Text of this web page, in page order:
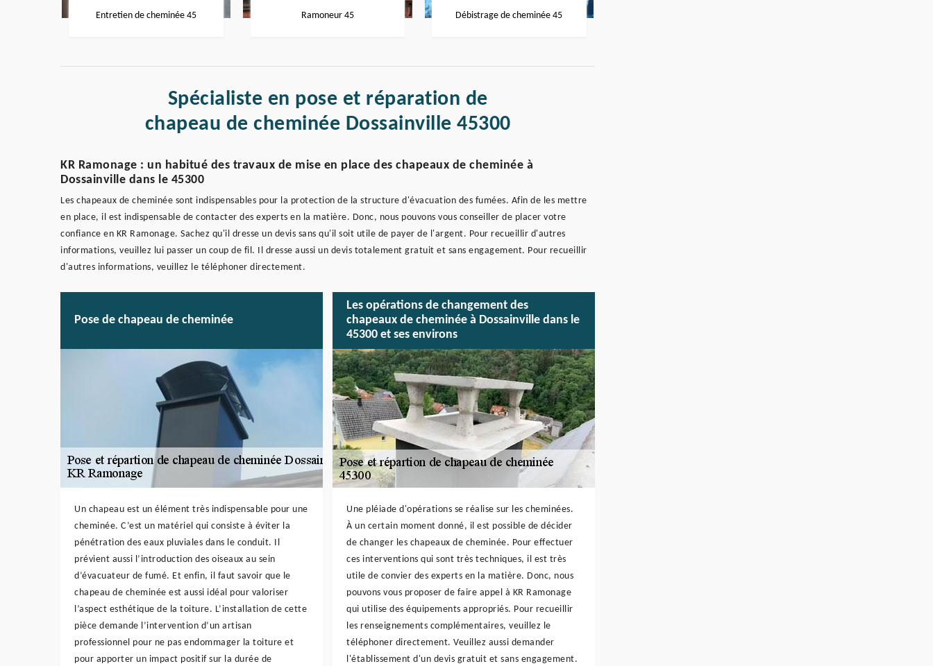
Entretien de cheminée 45 Ramoneur 45 Débistrage de cheminée 45
Spécialiste en pose et réparation de
chapeau de cheminée Dossainville 45300
KR Ramonage : un habitué des travaux de mise en place des chapeaux de cheminée à
Dossainville dans le 45300
Les chapeaux de cheminée sont indispensables pour la protection de la structure d'évacuation des fumées. Afin de les mettre
en place, il est indispensable de contacter des experts en la matière. Donc, nous pouvons vous conseiller de placer votre
confiance en KR Ramonage. Sachez qu'il dresse un devis sans qu'il soit utile de payer de l'argent. Pour recueillir d'autres
informations, veuillez lui passer un coup de fil. Il dresse aussi un devis totalement gratuit et sans engagement. Pour recueillir
d'autres informations, veuillez le téléphoner directement.
Pose de chapeau de cheminée
Un chapeau est un élément très indispensable pour une
cheminée. C’est un matériel qui consiste à éviter la
pénétration des eaux pluviales dans le conduit. Il
prévient aussi l’introduction des oiseaux au sein
d’évacuateur de fumé. Et enfin, il faut savoir que le
chapeau de cheminée est aussi idéal pour valoriser
l’aspect esthétique de la toiture. L’installation de cette
pièce demande l’intervention d’un artisan
professionnel pour ne pas endommager la toiture et
pour apporter un impact positif sur la durée de
Les opérations de changement des
chapeaux de cheminée à Dossainville dans le
45300 et ses environs
Une pléiade d'opérations se réalise sur les cheminées.
À un certain moment donné, il est possible de décider
de changer les chapeaux de cheminée. Pour effectuer
ces interventions qui sont très techniques, il est très
utile de convier des experts en la matière. Donc, nous
pouvons vous proposer de faire appel à KR Ramonage
qui utilise des équipements appropriés. Pour recueillir
les renseignements complémentaires, veuillez le
téléphoner directement. Veuillez aussi demander
l'établissement d'un devis gratuit et sans engagement.